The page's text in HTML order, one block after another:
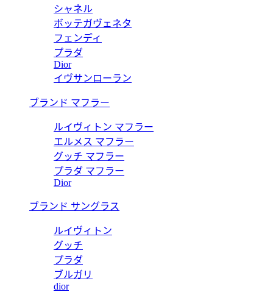
シャネル
ボッテガヴェネタ
フェンディ
プラダ
Dior
イヴサンローラン
ブランド マフラー
ルイヴィトン マフラー
エルメス マフラー
グッチ マフラー
プラダ マフラー
Dior
ブランド サングラス
ルイヴィトン
グッチ
プラダ
ブルガリ
dior